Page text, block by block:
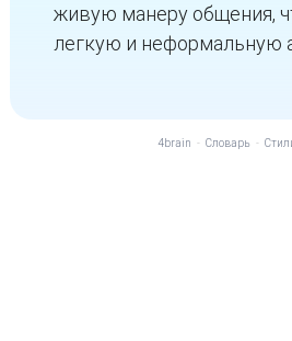
живую манеру общения,
легкую и неформальную
4brain - Словарь -